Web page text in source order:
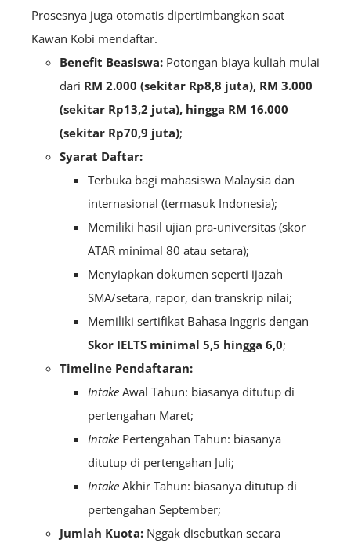
Prosesnya juga otomatis dipertimbangkan saat
Kawan Kobi mendaftar.
Benefit Beasiswa: Potongan biaya kuliah mulai
dari RM 2.000 (sekitar Rp8,8 juta), RM 3.000
(sekitar Rp13,2 juta), hingga RM 16.000
(sekitar Rp70,9 juta);
Syarat Daftar:
Terbuka bagi mahasiswa Malaysia dan
internasional (termasuk Indonesia);
Memiliki hasil ujian pra-universitas (skor
ATAR minimal 80 atau setara);
Menyiapkan dokumen seperti ijazah
SMA/setara, rapor, dan transkrip nilai;
Memiliki sertifikat Bahasa Inggris dengan
Skor IELTS minimal 5,5 hingga 6,0;
Timeline Pendaftaran:
Intake Awal Tahun: biasanya ditutup di
pertengahan Maret;
Intake Pertengahan Tahun: biasanya
ditutup di pertengahan Juli;
Intake Akhir Tahun: biasanya ditutup di
pertengahan September;
Jumlah Kuota: Nggak disebutkan secara